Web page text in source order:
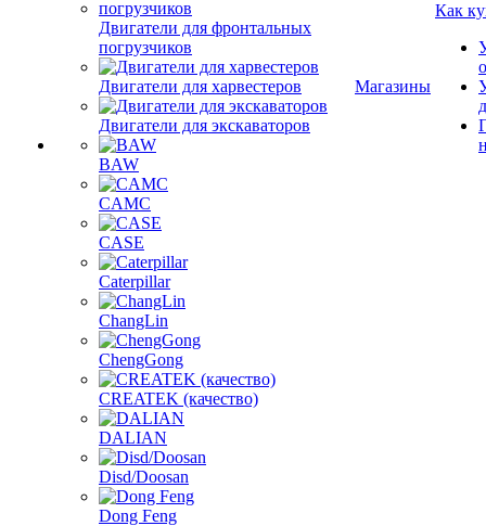
Двигатели для фронтальных
погрузчиков
Двигатели для харвестеров
Двигатели для экскаваторов
BAW
CAMC
CASE
Caterpillar
ChangLin
ChengGong
CREATEK (качество)
DALIAN
Disd/Doosan
Dong Feng
Магазины
Как